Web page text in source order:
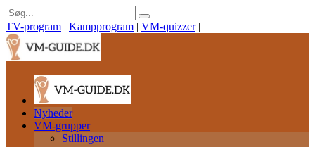
TV-program | Kampprogram | VM-quizzer |
Nyheder
VM-grupper
Stillingen